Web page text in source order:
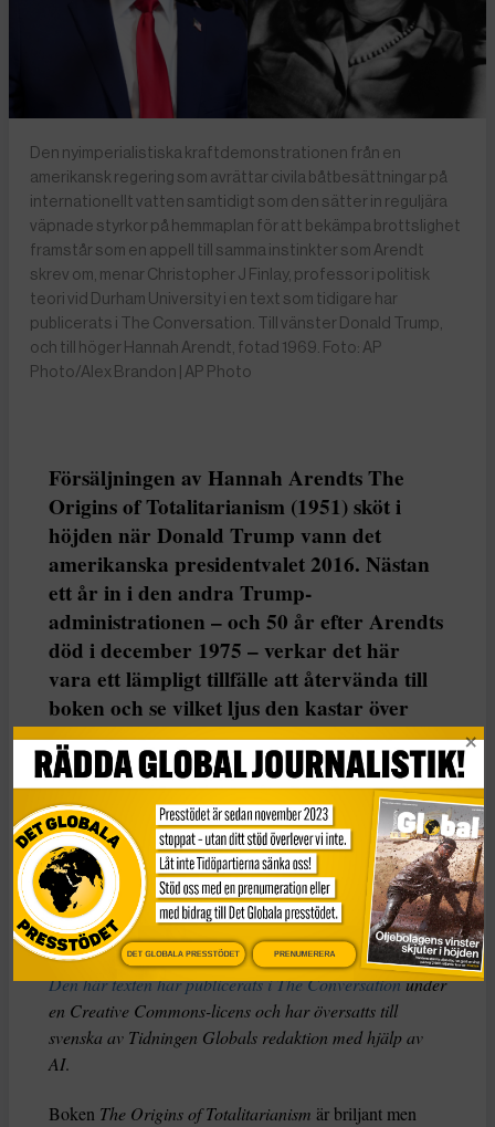
Den nyimperialistiska kraftdemonstrationen från en
amerikansk regering som avrättar civila båtbesättningar på
internationellt vatten samtidigt som den sätter in reguljära
väpnade styrkor på hemmaplan för att bekämpa brottslighet
framstår som en appell till samma instinkter som Arendt
skrev om, menar Christopher J Finlay, professor i politisk
teori vid Durham University i en text som tidigare har
publicerats i The Conversation. Till vänster Donald Trump,
och till höger Hannah Arendt, fotad 1969. Foto: AP
Photo/Alex Brandon | AP Photo
Försäljningen av Hannah Arendts The
Origins of Totalitarianism (1951) sköt i
höjden när Donald Trump vann det
amerikanska presidentvalet 2016. Nästan
ett år in i den andra Trump-
administrationen – och 50 år efter Arendts
död i december 1975 – verkar det här
vara ett lämpligt tillfälle att återvända till
boken och se vilket ljus den kastar över
2025. Det skriver Christopher J Finlay,
professor i politisk teori vid Durham
University.
Christopher J Finlay
Dela
Den här texten har publicerats i The Conversationunder
en Creative Commons-licens och har översatts till
svenska av Tidningen Globals redaktion med hjälp av
AI.
Boken The Origins of Totalitarianism är briljant men
DET GLOBALA PRESSTÖDET PRENUMERERA